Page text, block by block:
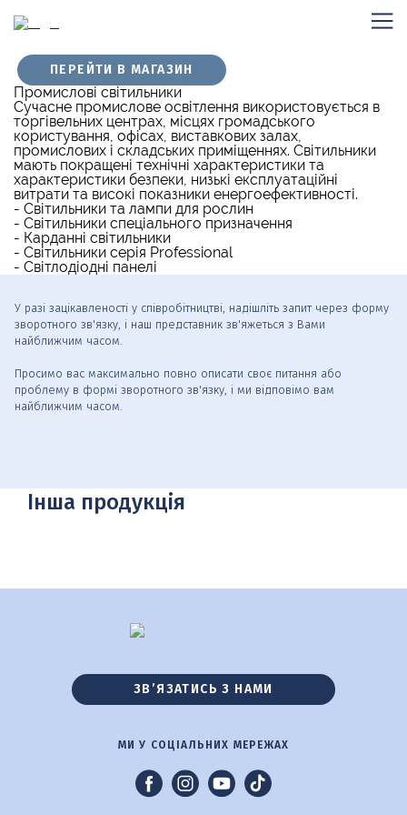
ПЕРЕЙТИ В МАГАЗИН
Промислові світильники
Сучасне промислове освітлення використовується в
торгівельних центрах, місцях громадського
користування, офісах, виставкових залах,
промислових і складських приміщеннях. Світильники
мають покращені технічні характеристики та
характеристики безпеки, низькі експлуатаційні
витрати та високі показники енергоефективності.
- Світильники та лампи для рослин
- Світильники спеціального призначення
- Карданні світильники
- Cвітильники серія Professional
- Світлодіодні панелі
У разі зацікавленості у співробітництві, надішліть запит через форму
зворотного зв'язку, і наш представник зв'яжеться з Вами
найближчим часом.
Просимо вас максимально повно описати своє питання або
проблему в формі зворотного зв'язку, і ми відповімо вам
найближчим часом.
Інша продукція
ЗВ’ЯЗАТИСЬ З НАМИ
МИ У СОЦІАЛЬНИХ МЕРЕЖАХ